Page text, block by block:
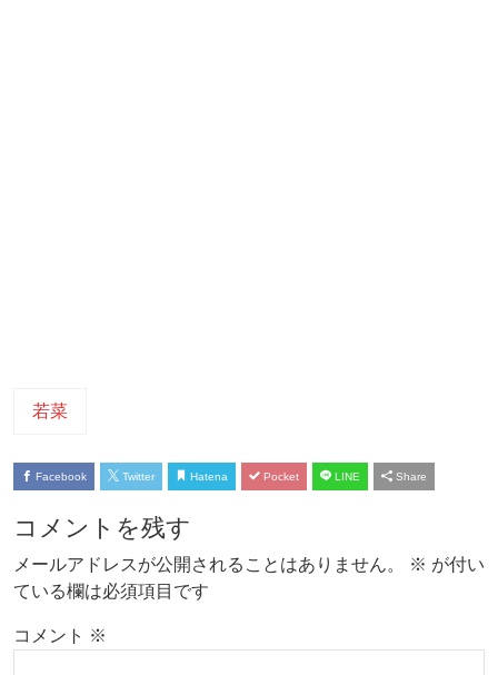
若菜
Facebook Twitter Hatena Pocket LINE Share
コメントを残す
メールアドレスが公開されることはありません。 ※ が付い
ている欄は必須項目です
コメント ※